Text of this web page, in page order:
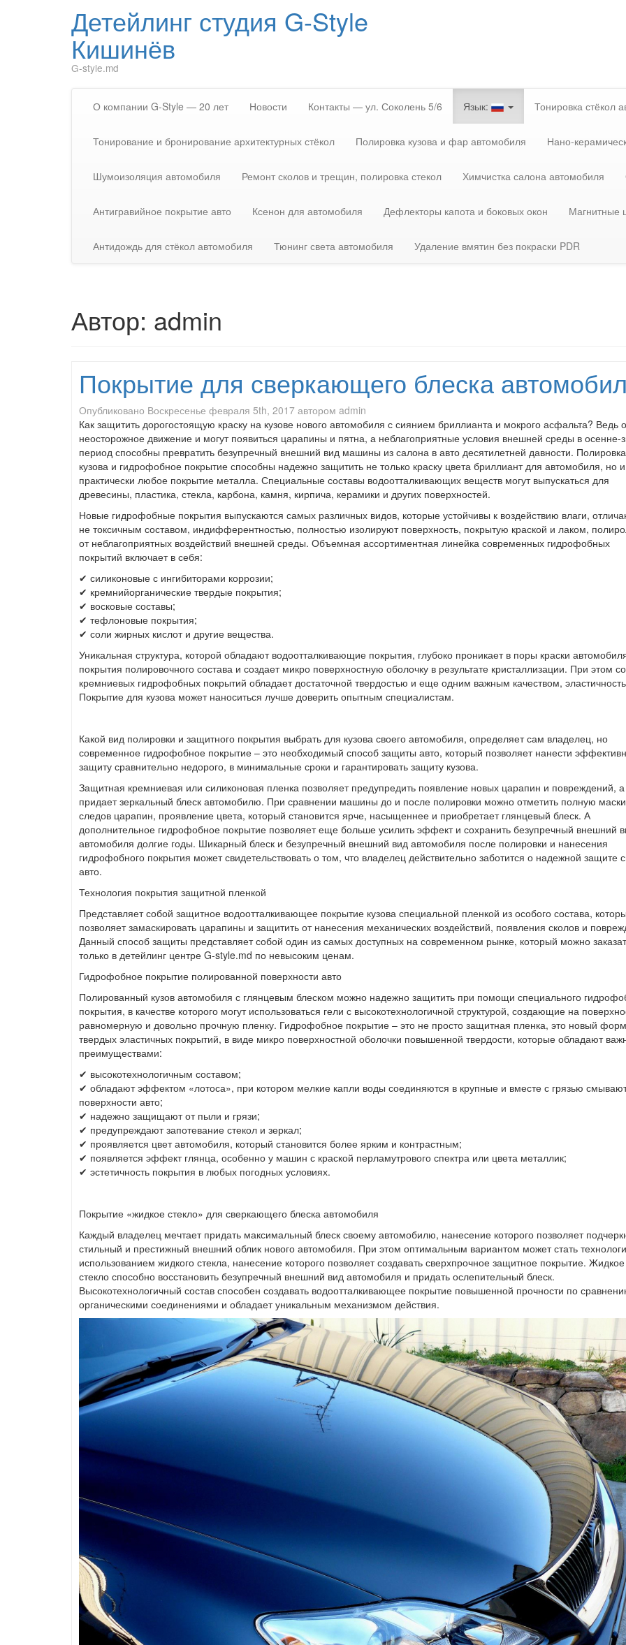
Детейлинг студия G-Style
Кишинёв
G-style.md
О компании G-Style — 20 лет Новости Контакты — ул. Соколень 5/6 Язык: Тонировка стёкол
Тонирование и бронирование архитектурных стёкол Полировка кузова и фар автомобиля Нано-
Шумоизоляция автомобиля Ремонт сколов и трещин, полировка стекол Химчистка салона автомобиля
Антигравийное покрытие авто Ксенон для автомобиля Дефлекторы капота и боковых окон Магнитные
Антидождь для стёкол автомобиля Тюнинг света автомобиля Удаление вмятин без покраски PDR
Автор: admin
Покрытие для сверкающего блеска
Опубликовано Воскресенье февраля 5th, 2017 автором admin
Как защитить дорогостоящую краску на кузове нового автомобиля с сиянием бриллианта и мокрого асфальта? Ведь
неосторожное движение и могут появиться царапины и пятна, а неблагоприятные условия внешней среды в осенне-
период способны превратить безупречный внешний вид машины из салона в авто десятилетней давности. Полировка
кузова и гидрофобное покрытие способны надежно защитить не только краску цвета бриллиант для автомобиля, но и
практически любое покрытие металла. Специальные составы водоотталкивающих веществ могут выпускаться для
древесины, пластика, стекла, карбона, камня, кирпича, керамики и других поверхностей.
Новые гидрофобные покрытия выпускаются самых различных видов, которые устойчивы к воздействию влаги,
не токсичным составом, индифферентностью, полностью изолируют поверхность, покрытую краской и лаком,
от неблагоприятных воздействий внешней среды. Объемная ассортиментная линейка современных гидрофобных
покрытий включает в себя:
✔ силиконовые с ингибиторами коррозии;
✔ кремнийорганические твердые покрытия;
✔ восковые составы;
✔ тефлоновые покрытия;
✔ соли жирных кислот и другие вещества.
Уникальная структура, которой обладают водоотталкивающие покрытия, глубоко проникает в поры краски
покрытия полировочного состава и создает микро поверхностную оболочку в результате кристаллизации. При этом
кремниевых гидрофобных покрытий обладает достаточной твердостью и еще одним важным качеством,
Покрытие для кузова может наноситься лучше доверить опытным специалистам.
Какой вид полировки и защитного покрытия выбрать для кузова своего автомобиля, определяет сам владелец, но
современное гидрофобное покрытие – это необходимый способ защиты авто, который позволяет нанести
защиту сравнительно недорого, в минимальные сроки и гарантировать защиту кузова.
Защитная кремниевая или силиконовая пленка позволяет предупредить появление новых царапин и повреждений,
придает зеркальный блеск автомобилю. При сравнении машины до и после полировки можно отметить полную
следов царапин, проявление цвета, который становится ярче, насыщеннее и приобретает глянцевый блеск. А
дополнительное гидрофобное покрытие позволяет еще больше усилить эффект и сохранить безупречный внешний
автомобиля долгие годы. Шикарный блеск и безупречный внешний вид автомобиля после полировки и нанесения
гидрофобного покрытия может свидетельствовать о том, что владелец действительно заботится о надежной защите
авто.
Технология покрытия защитной пленкой
Представляет собой защитное водоотталкивающее покрытие кузова специальной пленкой из особого состава,
позволяет замаскировать царапины и защитить от нанесения механических воздействий, появления сколов и
Данный способ защиты представляет собой один из самых доступных на современном рынке, который можно
только в детейлинг центре G-style.md по невысоким ценам.
Гидрофобное покрытие полированной поверхности авто
Полированный кузов автомобиля с глянцевым блеском можно надежно защитить при помощи специального
покрытия, в качестве которого могут использоваться гели с высокотехнологичной структурой, создающие на
равномерную и довольно прочную пленку. Гидрофобное покрытие – это не просто защитная пленка, это новый
твердых эластичных покрытий, в виде микро поверхностной оболочки повышенной твердости, которые обладают
преимуществами:
✔ высокотехнологичным составом;
✔ обладают эффектом «лотоса», при котором мелкие капли воды соединяются в крупные и вместе с грязью
поверхности авто;
✔ надежно защищают от пыли и грязи;
✔ предупреждают запотевание стекол и зеркал;
✔ проявляется цвет автомобиля, который становится более ярким и контрастным;
✔ появляется эффект глянца, особенно у машин с краской перламутрового спектра или цвета металлик;
✔ эстетичность покрытия в любых погодных условиях.
Покрытие «жидкое стекло» для сверкающего блеска автомобиля
Каждый владелец мечтает придать максимальный блеск своему автомобилю, нанесение которого позволяет
стильный и престижный внешний облик нового автомобиля. При этом оптимальным вариантом может стать
использованием жидкого стекла, нанесение которого позволяет создавать сверхпрочное защитное покрытие. Жидкое
стекло способно восстановить безупречный внешний вид автомобиля и придать ослепительный блеск.
Высокотехнологичный состав способен создавать водоотталкивающее покрытие повышенной прочности по
органическими соединениями и обладает уникальным механизмом действия.